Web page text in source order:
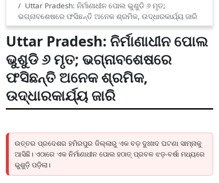
Uttar Pradesh: ନିର୍ମାଣାଧୀନ ପୋଲ ଭୁଶୁଡି ୬ ମୃତ;
ଭଗ୍ନାବଶେଷରେ ଫସିଛନ୍ତି ଅନେକ ଶ୍ରମିକ, ଉଦ୍ଧାରକାର୍ଯ୍ୟ ଜାରି
Uttar Pradesh: ନିର୍ମାଣାଧୀନ ପୋଲ
ଭୁଶୁଡି ୬ ମୃତ; ଭଗ୍ନାବଶେଷରେ
ଫସିଛନ୍ତି ଅନେକ ଶ୍ରମିକ,
ଉଦ୍ଧାରକାର୍ଯ୍ୟ ଜାରି
ଉତ୍ତର ପ୍ରଦେଶର ହମିରପୁର ଜିଲ୍ଲାରୁ ଏକ ବଡ଼ ଦୁଃଖଦ ଘଟଣା ସାମ୍ନାକୁ
ଆସିଛି। ଏଠାରେ ଏକ ନିର୍ମାଣାଧୀନ ପୋଲ ହଠାତ୍ ପ୍ରବଳ ଝଡ଼-ବର୍ଷା ମଧ୍ୟରେ
ଭୁଶୁଡ଼ି ପଡ଼ିଲା।